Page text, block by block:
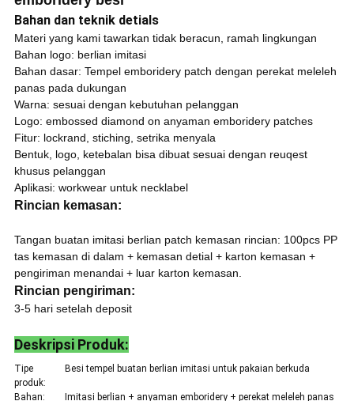
Bahan dan teknik detials
Materi yang kami tawarkan tidak beracun, ramah lingkungan
Bahan logo: berlian imitasi
Bahan dasar: Tempel emboridery patch dengan perekat meleleh
panas pada dukungan
Warna: sesuai dengan kebutuhan pelanggan
Logo: embossed diamond on anyaman emboridery patches
Fitur: lockrand, stiching, setrika menyala
Bentuk, logo, ketebalan bisa dibuat sesuai dengan reuqest
khusus pelanggan
Aplikasi: workwear untuk necklabel
Rincian kemasan:
Tangan buatan imitasi berlian patch kemasan rincian: 100pcs PP
tas kemasan di dalam + kemasan detial + karton kemasan +
pengiriman menandai + luar karton kemasan.
Rincian pengiriman:
3-5 hari setelah deposit
Deskripsi Produk:
Tipe
produk:
Besi tempel buatan berlian imitasi untuk pakaian berkuda
Bahan:
Imitasi berlian + anyaman emboridery + perekat meleleh panas